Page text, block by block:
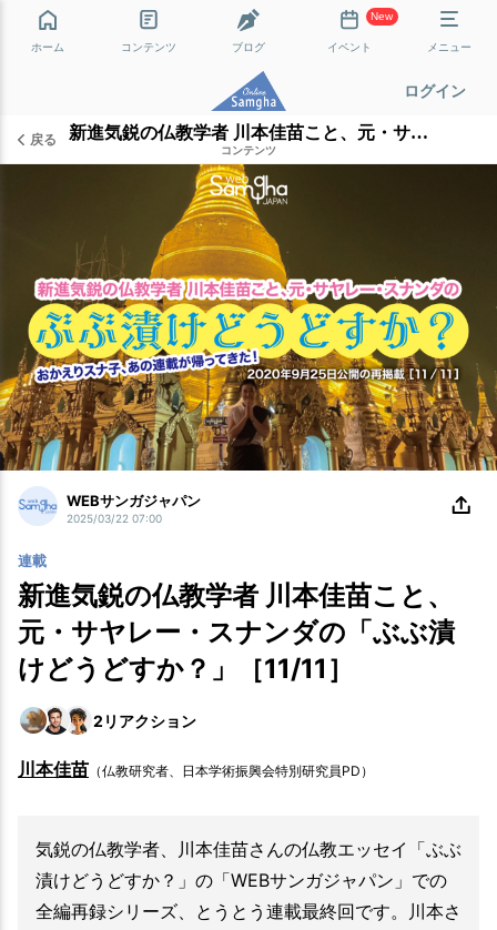
ホーム コンテンツ ブログ
New
イベント メニュー
ログイン
戻る 新進気鋭の仏教学者 川本佳苗こと、元・サヤレー・スナンダの「ぶぶ漬けどうどすか？」［11/11］
コンテンツ
WEBサンガジャパン
2025/03/22 07:00
連載
新進気鋭の仏教学者 川本佳苗こと、
元・サヤレー・スナンダの「ぶぶ漬
けどうどすか？」［11/11］
2 リアクション
川本佳苗 （仏教研究者、日本学術振興会特別研究員PD）
気鋭の仏教学者、川本佳苗さんの仏教エッセイ「ぶぶ
漬けどうどすか？」の「WEBサンガジャパン」での
全編再録シリーズ、とうとう連載最終回です。川本さ